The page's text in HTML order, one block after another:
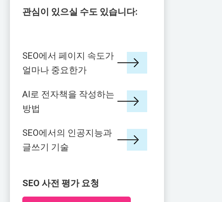
관심이 있으실 수도 있습니다:
SEO에서 페이지 속도가
얼마나 중요한가
AI로 전자책을 작성하는
방법
SEO에서의 인공지능과
글쓰기 기술
SEO 사전 평가 요청